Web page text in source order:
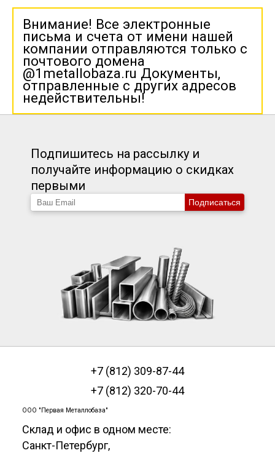
Внимание! Все электронные
письма и счета от имени нашей
компании отправляются только с
почтового домена
@1metallobaza.ru Документы,
отправленные с других адресов
недействительны!
Подпишитесь на рассылку и
получайте информацию о скидках
первыми
Подписаться
+7 (812) 309-87-44
+7 (812) 320-70-44
ООО "Первая Металлобаза"
Склад и офис в одном месте:
Санкт-Петербург,